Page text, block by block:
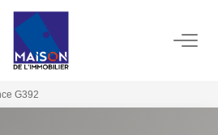
G392